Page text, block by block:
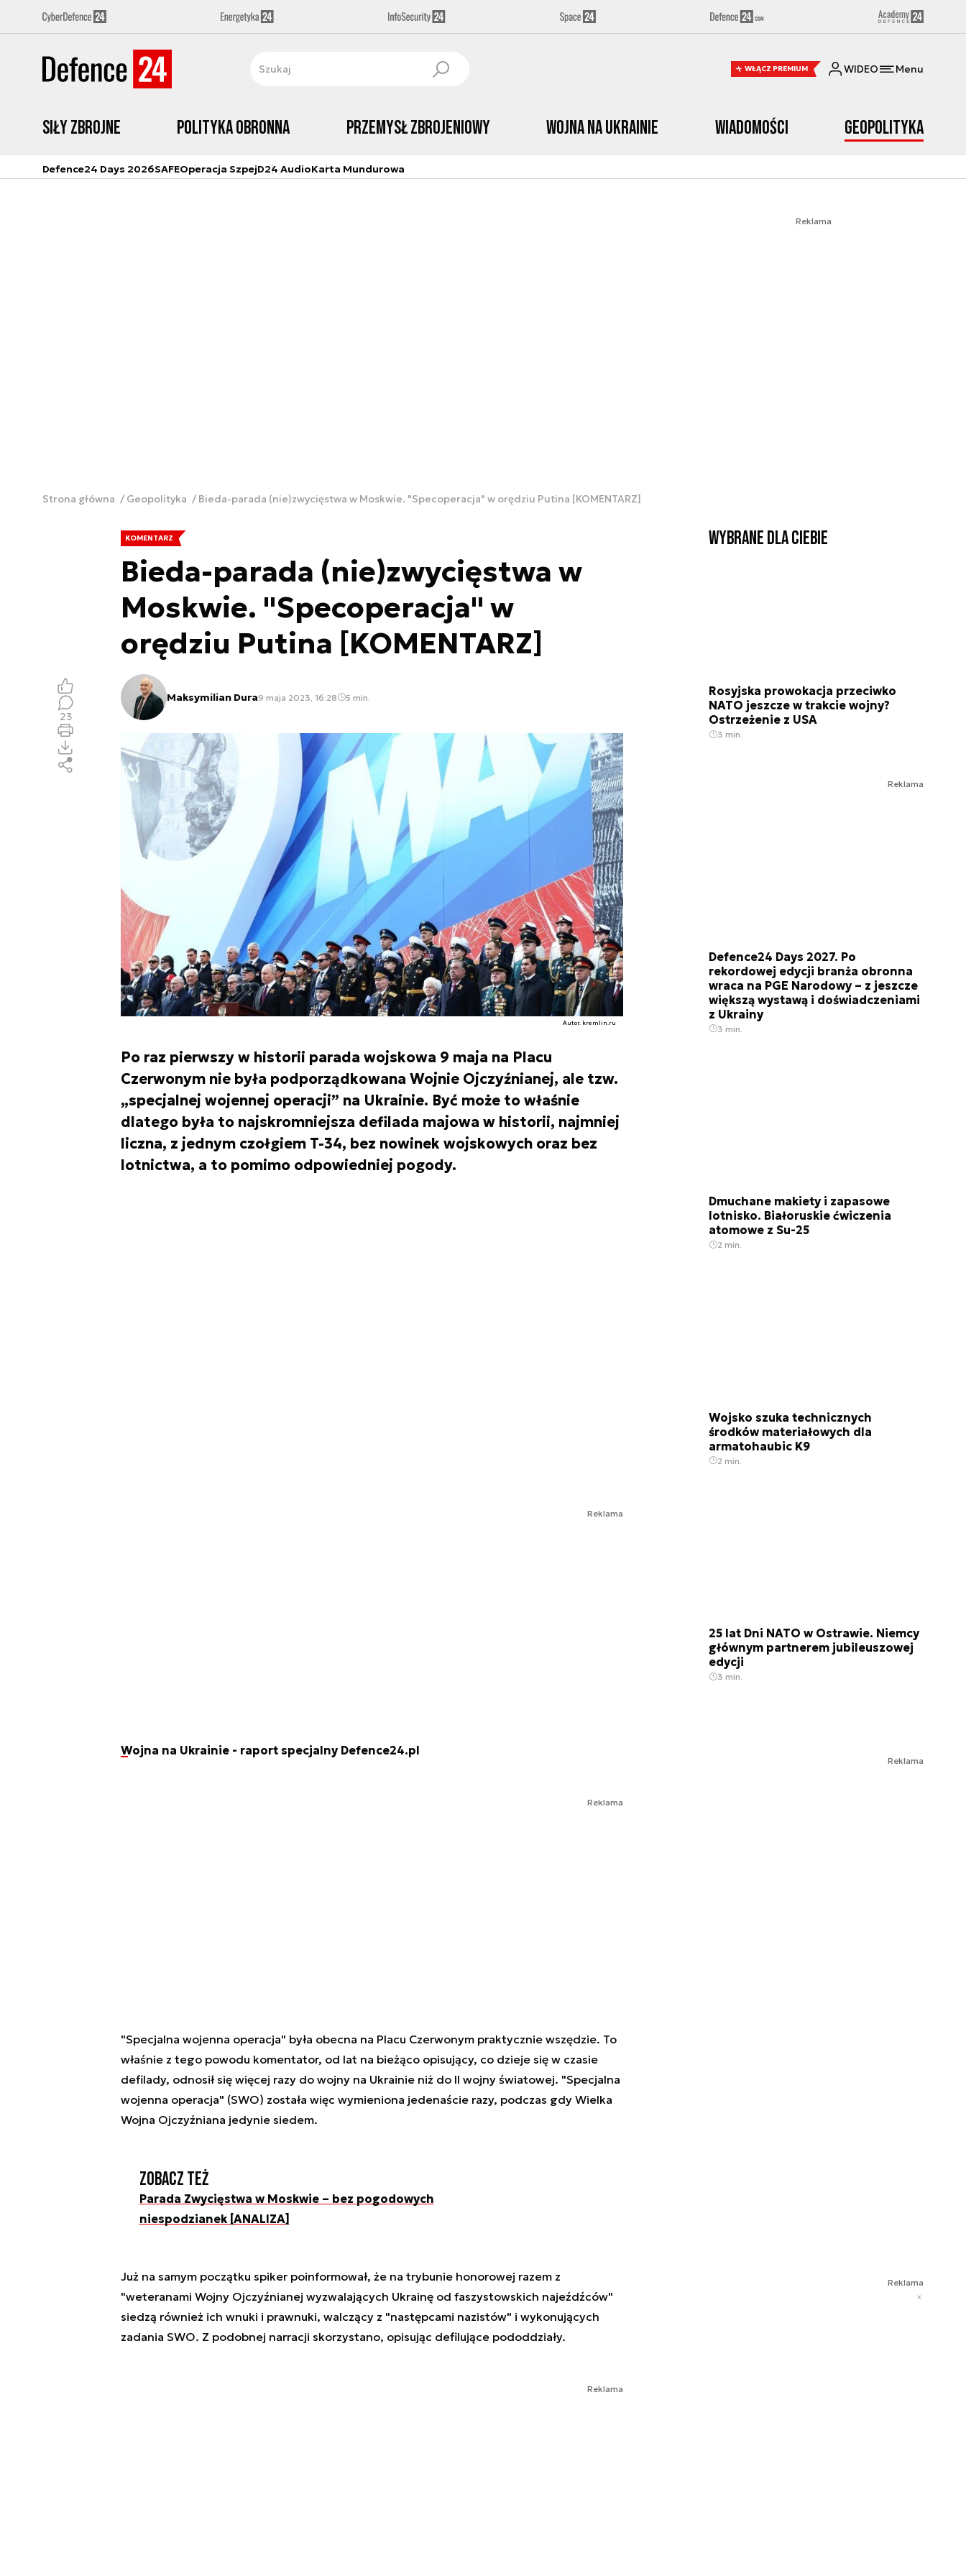
WŁĄCZ PREMIUM WIDEO Menu
Siły zbrojne Polityka obronna Przemysł Zbrojeniowy Wojna na Ukrainie Wiadomości Geopolityka
Defence24 Days 2026SAFEOperacja SzpejD24 AudioKarta Mundurowa
Reklama
Strona główna Geopolityka Bieda-parada (nie)zwycięstwa w Moskwie. "Specoperacja" w orędziu Putina [KOMENTARZ]
KOMENTARZ
Bieda-parada (nie)zwycięstwa w
Moskwie. "Specoperacja" w
orędziu Putina [KOMENTARZ]
Maksymilian Dura9 maja 2023, 16:28 5 min.
Autor. kremlin.ru
Po raz pierwszy w historii parada wojskowa 9 maja na Placu
Czerwonym nie była podporządkowana Wojnie Ojczyźnianej, ale tzw.
„specjalnej wojennej operacji” na Ukrainie. Być może to właśnie
dlatego była to najskromniejsza defilada majowa w historii, najmniej
liczna, z jednym czołgiem T-34, bez nowinek wojskowych oraz bez
lotnictwa, a to pomimo odpowiedniej pogody.
23
Reklama
Wojna na Ukrainie - raport specjalny Defence24.pl
Reklama
"Specjalna wojenna operacja" była obecna na Placu Czerwonym praktycznie wszędzie. To
właśnie z tego powodu komentator, od lat na bieżąco opisujący, co dzieje się w czasie
defilady, odnosił się więcej razy do wojny na Ukrainie niż do II wojny światowej. "Specjalna
wojenna operacja" (SWO) została więc wymieniona jedenaście razy, podczas gdy Wielka
Wojna Ojczyźniana jedynie siedem.
Zobacz też
Parada Zwycięstwa w Moskwie – bez pogodowych
niespodzianek [ANALIZA]
Już na samym początku spiker poinformował, że na trybunie honorowej razem z
"weteranami Wojny Ojczyźnianej wyzwalających Ukrainę od faszystowskich najeźdźców"
siedzą również ich wnuki i prawnuki, walczący z "następcami nazistów" i wykonujących
zadania SWO. Z podobnej narracji skorzystano, opisując defilujące pododdziały.
Reklama
Wybrane dla Ciebie
Rosyjska prowokacja przeciwko
NATO jeszcze w trakcie wojny?
Ostrzeżenie z USA
3 min.
Reklama
Defence24 Days 2027. Po
rekordowej edycji branża obronna
wraca na PGE Narodowy – z jeszcze
większą wystawą i doświadczeniami
z Ukrainy
3 min.
Dmuchane makiety i zapasowe
lotnisko. Białoruskie ćwiczenia
atomowe z Su-25
2 min.
Wojsko szuka technicznych
środków materiałowych dla
armatohaubic K9
2 min.
25 lat Dni NATO w Ostrawie. Niemcy
głównym partnerem jubileuszowej
edycji
3 min.
Reklama
Reklama